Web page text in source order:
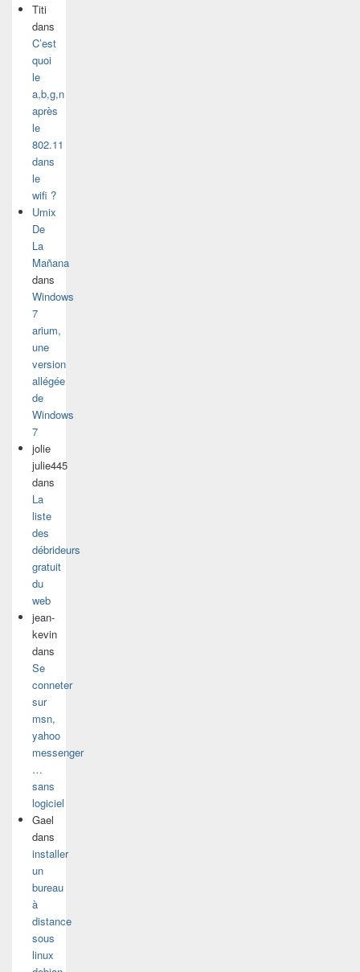
Titi
dans
C’est
quoi
le
a,b,g,n
après
le
802.11
dans
le
wifi ?
Umix
De
La
Mañana
dans
Windows
7
arium,
une
version
allégée
de
Windows
7
jolie
julie445
dans
La
liste
des
débrideurs
gratuit
du
web
jean-
kevin
dans
Se
conneter
sur
msn,
yahoo
messenger
…
sans
logiciel
Gael
dans
installer
un
bureau
à
distance
sous
linux